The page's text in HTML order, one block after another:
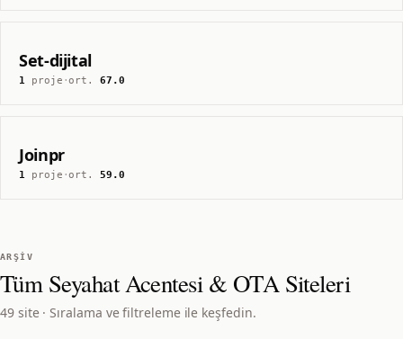
Set-dijital
1proje ·ort.67.0
Joinpr
1proje ·ort.59.0
ARŞIV
TümSeyahat Acentesi & OTASiteleri
49 site · Sıralama ve filtreleme ile keşfedin.